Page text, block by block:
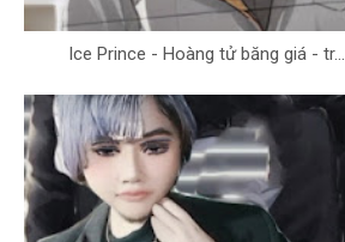
Ice Prince - Hoàng tử băng giá - tr...